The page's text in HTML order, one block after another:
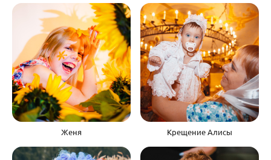
Женя Крещение Алисы